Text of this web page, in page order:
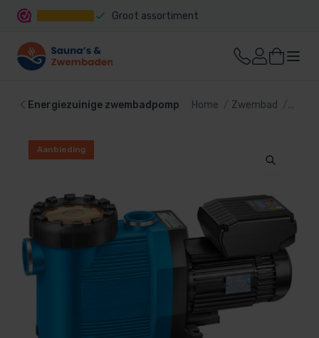
Groot assortiment
Energiezuinige zwembadpomp Home Zwembad
Aanbieding